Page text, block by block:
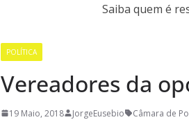
Saiba quem é
POLÍTICA
Vereadores da
19 Maio, 2018 JorgeEusebio Câmara de